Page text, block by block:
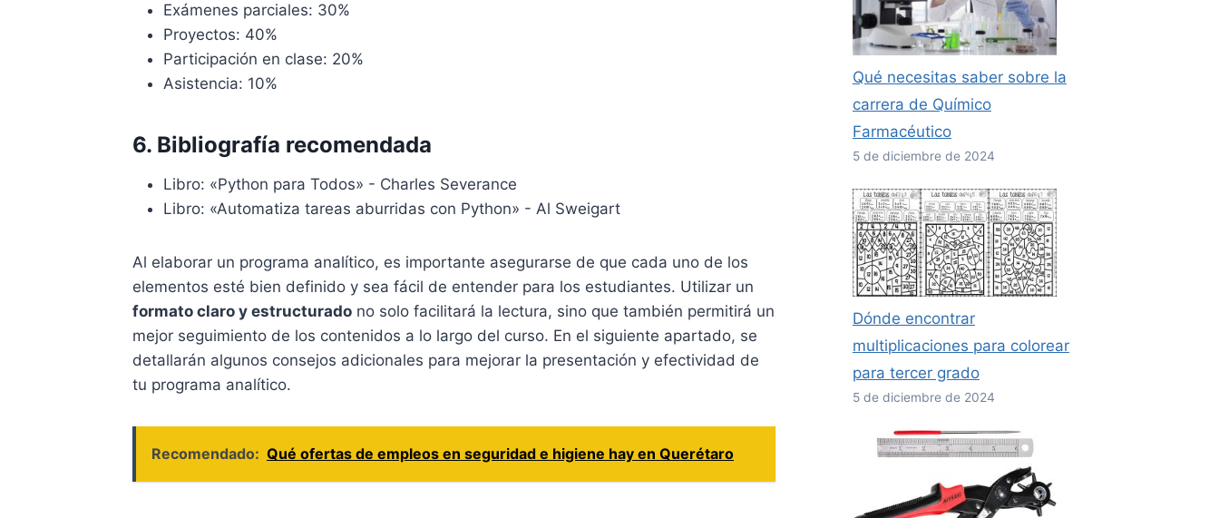
Exámenes parciales: 30%
Proyectos: 40%
Participación en clase: 20%
Asistencia: 10%
6. Bibliografía recomendada
Libro: «Python para Todos» - Charles Severance
Libro: «Automatiza tareas aburridas con Python» - Al Sweigart
Al elaborar un programa analítico, es importante asegurarse de que cada uno de los
elementos esté bien definido y sea fácil de entender para los estudiantes. Utilizar un
formato claro y estructurado no solo facilitará la lectura, sino que también permitirá un
mejor seguimiento de los contenidos a lo largo del curso. En el siguiente apartado, se
detallarán algunos consejos adicionales para mejorar la presentación y efectividad de
tu programa analítico.
Recomendado: Qué ofertas de empleos en seguridad e higiene hay en Querétaro
Qué necesitas saber sobre la
carrera de Químico
Farmacéutico
5 de diciembre de 2024
Dónde encontrar
multiplicaciones para colorear
para tercer grado
5 de diciembre de 2024